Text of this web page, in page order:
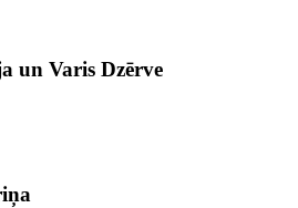
un Varis Dzērve